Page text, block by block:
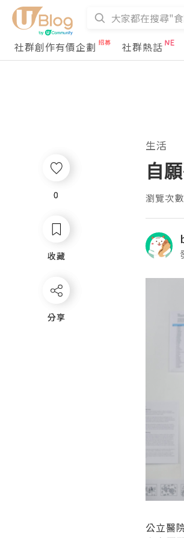
社群創作有價企劃
社群熱話
0
收藏
分享
生活
自
瀏覽次
公立醫
0
收藏
分享